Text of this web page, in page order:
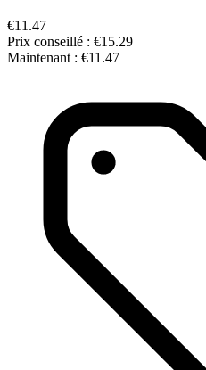
€11.47
Prix conseillé : €15.29
Maintenant : €11.47